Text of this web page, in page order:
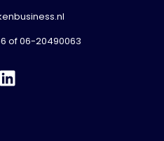
of06-20490063